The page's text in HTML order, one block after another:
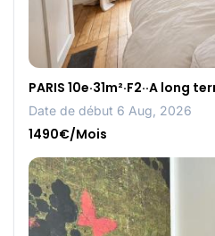
PARIS 10e·31m²·F2··A long
Date de début 6 Aug, 2026
1490€/Mois